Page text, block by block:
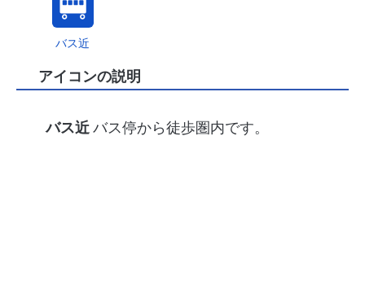
バス近
アイコンの説明
バス近 バス停から徒歩圏内です。